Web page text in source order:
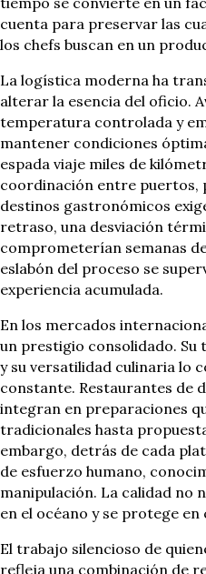
cuenta para preservar las
los chefs buscan en un
La logística moderna ha
alterar la esencia del oficio.
temperatura controlada y
mantener condiciones
espada viaje miles de
coordinación entre puertos,
destinos gastronómicos
retraso, una desviación
comprometerían semanas
eslabón del proceso se
experiencia acumulada.
En los mercados
un prestigio consolidado.
y su versatilidad culinaria lo
constante. Restaurantes de
integran en preparaciones
tradicionales hasta
embargo, detrás de cada
de esfuerzo humano,
manipulación. La calidad no
en el océano y se protege
El trabajo silencioso de
refleja una combinación de